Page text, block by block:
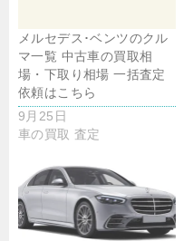
メルセデス･ベンツのクル
マ一覧 中古車の買取相
場・下取り相場 一括査定
依頼はこちら
9月25日
車の買取 査定